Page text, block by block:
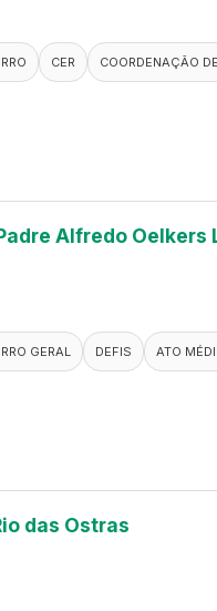
CER COORDENAÇÃO
Alfredo Oelkers
GERAL DEFIS ATO
das Ostras